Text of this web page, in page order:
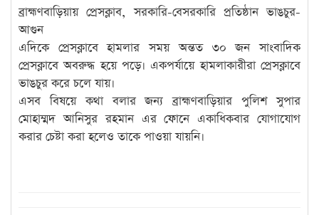
ব্রাহ্মণবাড়িয়ায় প্রেসক্লাব, সরকারি-বেসরকারি প্রতিষ্ঠান ভাঙচুর-
আগুন
এদিকে প্রেসক্লাবে হামলার সময় অন্তত ৩০ জন সাংবাদিক
প্রেসক্লাবে অবরুদ্ধ হয়ে পড়ে। একপর্যায়ে হামলাকারীরা প্রেসক্লাবে
ভাঙচুর করে চলে যায়।
এসব বিষয়ে কথা বলার জন্য ব্রাহ্মণবাড়িয়ার পুলিশ সুপার
মোহাম্মদ আনিসুর রহমান এর ফোনে একাধিকবার যোগাযোগ
করার চেষ্টা করা হলেও তাকে পাওয়া যায়নি।